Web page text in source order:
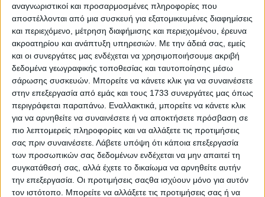
αναγνωριστικοί και προσαρμοσμένες πληροφορίες που
αποστέλλονται από μια συσκευή για εξατομικευμένες διαφημίσεις
και περιεχόμενο, μέτρηση διαφήμισης και περιεχομένου, έρευνα
ακροατηρίου και ανάπτυξη υπηρεσιών. Με την άδειά σας, εμείς
και οι συνεργάτες μας ενδέχεται να χρησιμοποιήσουμε ακριβή
δεδομένα γεωγραφικής τοποθεσίας και ταυτοποίησης μέσω
σάρωσης συσκευών. Μπορείτε να κάνετε κλικ για να συναινέσετε
στην επεξεργασία από εμάς και τους 1733 συνεργάτες μας όπως
περιγράφεται παραπάνω. Εναλλακτικά, μπορείτε να κάνετε κλικ
για να αρνηθείτε να συναινέσετε ή να αποκτήσετε πρόσβαση σε
πιο λεπτομερείς πληροφορίες και να αλλάξετε τις προτιμήσεις
σας πριν συναινέσετε. Λάβετε υπόψη ότι κάποια επεξεργασία
των προσωπικών σας δεδομένων ενδέχεται να μην απαιτεί τη
συγκατάθεσή σας, αλλά έχετε το δικαίωμα να αρνηθείτε αυτήν
την επεξεργασία. Οι προτιμήσεις σαςθα ισχύουν μόνο για αυτόν
τον ιστότοπο. Μπορείτε να αλλάξετε τις προτιμήσεις σας ή να
πρόστιµο όταν γίνεται µε καθυστέρηση κλπ.
Το χειρόγραφο συµφωνητικό από την άλλη, µπορεί να
γίνει όποτε θέλει ο καθένας και χωρίς πρόστιµο, το
σφραγίζει ο Πρόεδρος της Κοινότητας χωρίς ηµεροµηνία,
µπορείς να το αλλάξει όποτε θέλεις χωρίς κανένα
πρόβληµα κλπ.
Η διαδικασία υποβολής της δήλωσης ΟΣ∆Ε είναι από
µόνη της ένα λάθος. Χρόνια πριν, ολοκληρώνονταν έως
15/5, δηλαδή µόλις είχε ολοκληρωθεί η σπορά σχεδόν
όλων των καλλιεργειών. Πλέον µαζεύεις την παραγωγή,
την πουλάς, εισπράττεις τα χρήµατα (π.χ. δηµητριακά) τα
ξοδεύεις και µετά ανοίγει το σύστηµα σύνταξης των
δηλώσεων ΟΣ∆Ε.
Να δούµε τα προβλήµατα που υπάρχουν µε τα µισθωτήρια: